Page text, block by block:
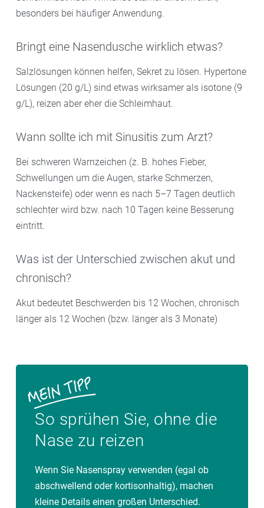
besonders bei häufiger Anwendung.
Bringt eine Nasendusche wirklich etwas?
Salzlösungen können helfen, Sekret zu lösen. Hypertone
Lösungen (20 g/L) sind etwas wirksamer als isotone (9
g/L), reizen aber eher die Schleimhaut.
Wann sollte ich mit Sinusitis zum Arzt?
Bei schweren Warnzeichen (z. B. hohes Fieber,
Schwellungen um die Augen, starke Schmerzen,
Nackensteife) oder wenn es nach 5–7 Tagen deutlich
schlechter wird bzw. nach 10 Tagen keine Besserung
eintritt.
Was ist der Unterschied zwischen akut und
chronisch?
Akut bedeutet Beschwerden bis 12 Wochen, chronisch
länger als 12 Wochen (bzw. länger als 3 Monate)
So sprühen Sie, ohne die
Nase zu reizen
Wenn Sie Nasenspray verwenden (egal ob
abschwellend oder kortisonhaltig), machen
kleine Details einen großen Unterschied.